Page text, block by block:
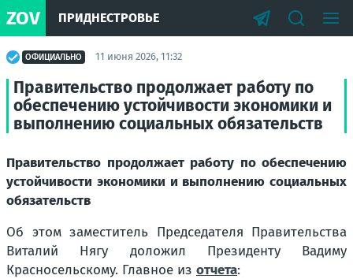
ZOV ПРИДНЕСТРОВЬЕ
ОФИЦИАЛЬНО 11 июня 2026, 11:32
Правительство продолжает работу по
обеспечению устойчивости экономики и
выполнению социальных обязательств
Правительство продолжает работу по обеспечению
устойчивости экономики и выполнению социальных
обязательств
Об этом заместитель Председателя Правительства
Виталий Нягу доложил Президенту Вадиму
Красносельскому. Главное из отчета: